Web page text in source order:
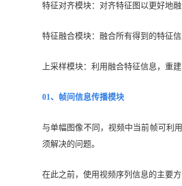
特征对齐模块：对齐特征图以更好地
特征融合模块：融合所有得到的特征
上采样模块：利用融合特征信息，重
01、帧间信息传播模块
与单幅图像不同，视频中当前帧可利
须解决的问题。
在此之前，使用视频序列信息的主要